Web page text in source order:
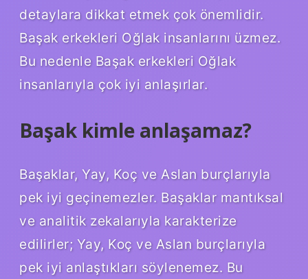
detaylara dikkat etmek çok önemlidir.
Başak erkekleri Oğlak insanlarını üzmez.
Bu nedenle Başak erkekleri Oğlak
insanlarıyla çok iyi anlaşırlar.
Başak kimle anlaşamaz?
Başaklar, Yay, Koç ve Aslan burçlarıyla
pek iyi geçinemezler. Başaklar mantıksal
ve analitik zekalarıyla karakterize
edilirler; Yay, Koç ve Aslan burçlarıyla
pek iyi anlaştıkları söylenemez. Bu